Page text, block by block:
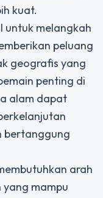
kuat.
untuk melangkah
peluang
geografis yang
penting di
alam dapat
bertanggung
arah
yang mampu